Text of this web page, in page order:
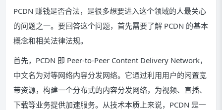
PCDN 赚钱是否合法，是很多想要进入这个领域的人最关心
的问题之一。要回答这个问题，首先需要了解 PCDN 的基本
概念和相关法律法规。
首先，PCDN 即 Peer-to-Peer Content Delivery Network，
中文名为对等网络内容分发网络。它通过利用用户的闲置宽
带资源，构建一个分布式的内容分发网络，为视频、直播、
下载等业务提供加速服务。从技术本质上来说，PCDN 是一